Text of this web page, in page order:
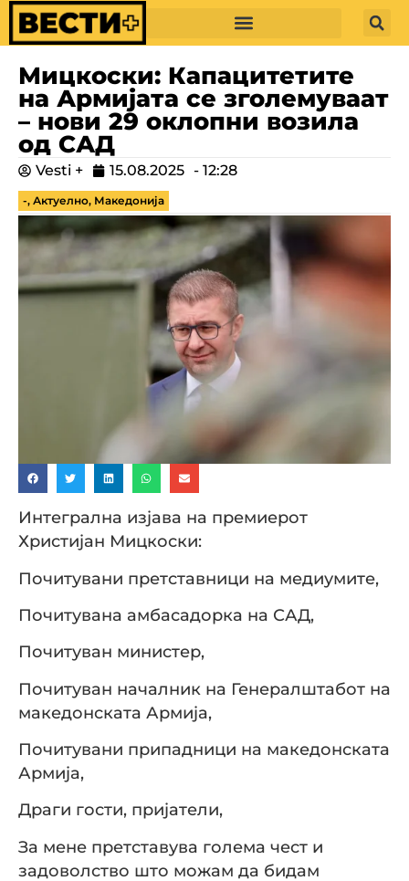
Мицкоски: Капацитетите
на Армијата се зголемуваат
– нови 29 оклопни возила
од САД
Vesti + 15.08.2025 - 12:28
-, Актуелно, Македонија
Интегрална изјава на премиерот
Христијан Мицкоски:
Почитувани претставници на медиумите,
Почитувана амбасадорка на САД,
Почитуван министер,
Почитуван началник на Генералштабот на
македонската Армија,
Почитувани припадници на македонската
Армија,
Драги гости, пријатели,
За мене претставува голема чест и
задоволство што можам да бидам